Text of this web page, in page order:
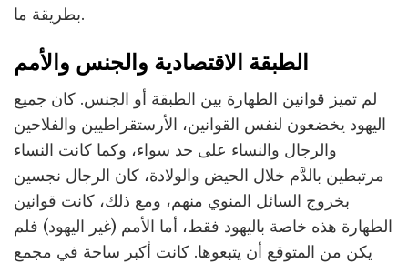
بطريقة ما.
الطبقة الاقتصادية والجنس والأمم
لم تميز قوانين الطهارة بين الطبقة أو الجنس. كان جميع
اليهود يخضعون لنفس القوانين، الأرستقراطيين والفلاحين
والرجال والنساء على حد سواء، وكما كانت النساء
مرتبطين بالدَّم خلال الحيض والولادة، كان الرجال نجسين
بخروج السائل المنوي منهم، ومع ذلك، كانت قوانين
الطهارة هذه خاصة باليهود فقط، أما الأمم (غير اليهود) فلم
يكن من المتوقع أن يتبعوها. كانت أكبر ساحة في مجمع